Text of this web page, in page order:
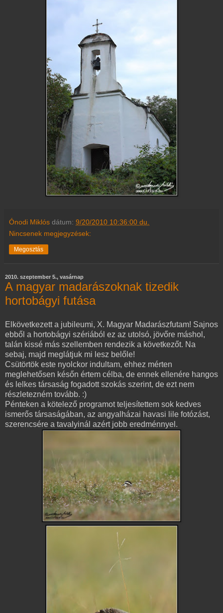
Ónodi Miklós dátum: 9/20/2010 10:36:00 du.
Nincsenek megjegyzések:
Megosztás
2010. szeptember 5., vasárnap
A magyar madarászoknak tizedik
hortobágyi futása
Elkövetkezett a jubileumi, X. Magyar Madarászfutam! Sajnos
ebből a hortobágyi szériából ez az utolsó, jövőre máshol,
talán kissé más szellemben rendezik a következőt. Na
sebaj, majd meglátjuk mi lesz belőle!
Csütörtök este nyolckor indultam, ehhez mérten
meglehetősen későn értem célba, de ennek ellenére hangos
és lelkes társaság fogadott szokás szerint, de ezt nem
részletezném tovább. :)
Pénteken a kötelező programot teljesítettem sok kedves
ismerős társaságában, az angyalházai havasi lile fotózást,
szerencsére a tavalyinál azért jobb eredménnyel.